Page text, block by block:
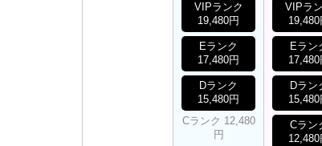
VIPランク
19,480円
Eランク
17,480円
Dランク
15,480円
Cランク 12,480
円
VIPラ
19,480
Eラン
17,480
Dラン
15,480
Cラン
12,480